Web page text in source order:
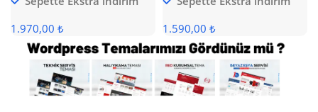
1.970,00 ₺
1.590,00 ₺